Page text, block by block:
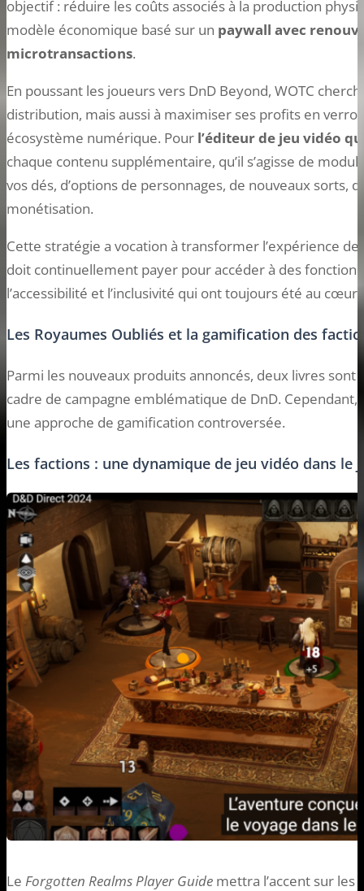
objectif : réduire les coûts associés à la production
modèle économique basé sur un paywall avec
microtransactions.
En poussant les joueurs vers DnD Beyond, WOTC
distribution, mais aussi à maximiser ses profits en
écosystème numérique. Pour l’éditeur de jeu vidéo
chaque contenu supplémentaire, qu’il s’agisse de
vos dés, d’options de personnages, de nouveaux sorts,
monétisation.
Cette stratégie a vocation à transformer l’expérience
doit continuellement payer pour accéder à des
l’accessibilité et l’inclusivité qui ont toujours été au
Les Royaumes Oubliés et la gamification des
Parmi les nouveaux produits annoncés, deux livres sont
cadre de campagne emblématique de DnD.
une approche de gamification controversée.
Les factions : une dynamique de jeu vidéo dans le
Le Forgotten Realms Player Guide mettra l’accent sur